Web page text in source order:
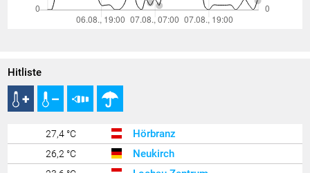
Hitliste
27,4 °C Hörbranz
26,2 °C Neukirch